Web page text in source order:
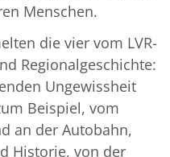
Menschen.
die vier vom LVR-
Regionalgeschichte:
Ungewissheit
Beispiel, vom
an der Autobahn,
Historie, von der